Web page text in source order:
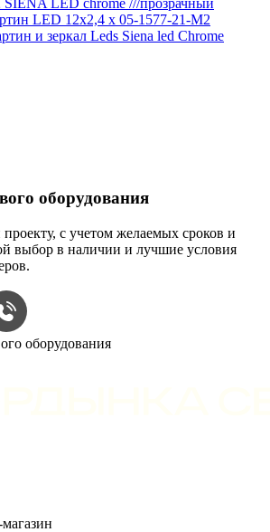
и зеркал Leds Siena led Chrome
оборудования
с учетом желаемых сроков и
выбор в наличии и лучшие условия